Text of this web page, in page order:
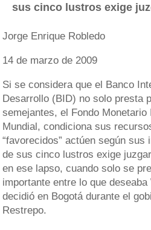
sus cinco lustros exige
Jorge Enrique Robledo
14 de marzo de 2009
Si se considera que el Banco
Desarrollo (BID) no solo presta
semejantes, el Fondo
Mundial, condiciona sus
“favorecidos” actúen según
de sus cinco lustros exige
en ese lapso, cuando solo se
importante entre lo que
decidió en Bogotá durante el
Restrepo.